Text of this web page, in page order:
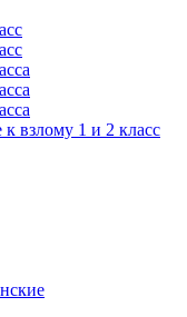
взлому 1 и 2 класс